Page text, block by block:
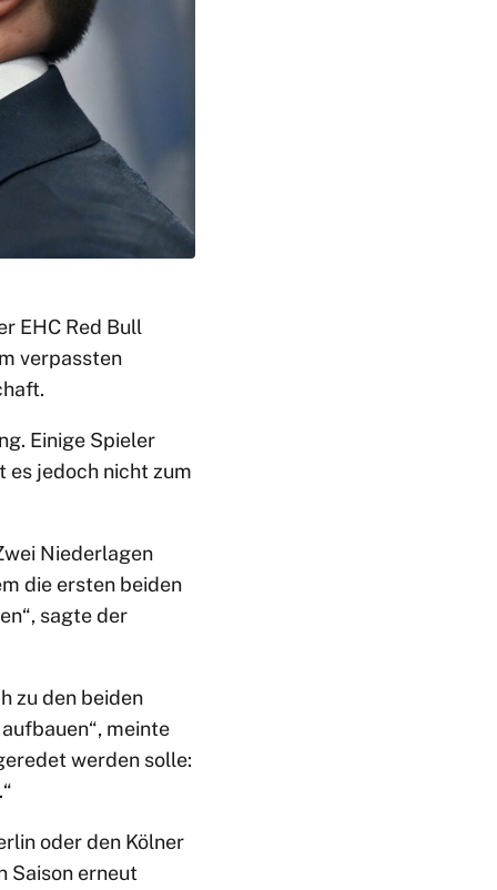
EHC Red Bull
verpassten
Einige Spieler
es jedoch nicht zum
Niederlagen
die ersten beiden
sagte der
zu den beiden
meinte
werden solle:
oder den Kölner
Saison erneut